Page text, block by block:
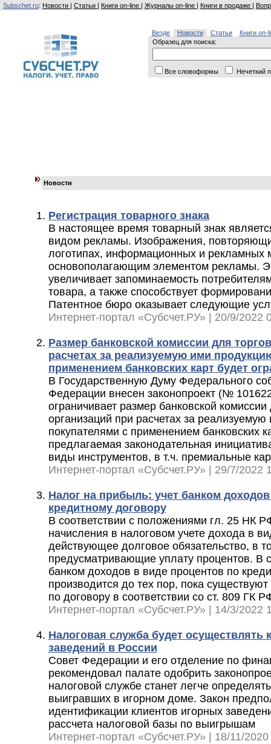
Subschet.ru: Новости | Статьи | Книги on-line | Журналы on-line | Книги в продаже |
Везде Новости Статьи
Книги on-
Образец для поиска:
Все словоформы Нечеткий
Новости
Регистрация товарного знака
В настоящее время товарный знак
видом рекламы. Изображения,
логотипах, информационных и рекламных
основополагающим элементом рекламы.
увеличивает запоминаемость
товара, а также способствует
Патентное бюро оказывает следующие
Интернет-портал «Субсчет.РУ» | 20/9/2022
Размер банковской комиссии для
расчетах за реализуемую ими
применением банковских карт будет
В Государственную Думу Федерального
Федерации внесен законопроект (№
ограничивает размер банковской
организаций при расчетах за
покупателями с применением банковских
предлагаемая законодательная
виды инструментов, в т.ч. премиальные
Интернет-портал «Субсчет.РУ» | 29/7/2022
Налог на прибыль: учет банком
кредитному договору
В соответствии с положениями гл. 25 НК
начисления в налоговом учете дохода в
действующее долговое обязательство, в
предусматривающие уплату процентов. В
банком доходов в виде процентов по
производится до тех пор, пока
по договору в соответствии со ст. 809 ГК
Интернет-портал «Субсчет.РУ» | 14/3/2022
Налоговая служба будет осуществлять
заведений в России
Совет Федерации и его отделение по
рекомендовал палате одобрить
налоговой службе станет легче
выигравших в игорном доме. Закон
идентификации клиентов игорных
рассчета налоговой базы по выигрышам
Интернет-портал «Субсчет.РУ» | 18/11/